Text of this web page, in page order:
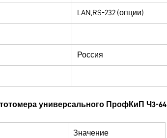
LAN,RS-232 (опции)
Россия
универсального ПрофКиП Ч3-64
Значение